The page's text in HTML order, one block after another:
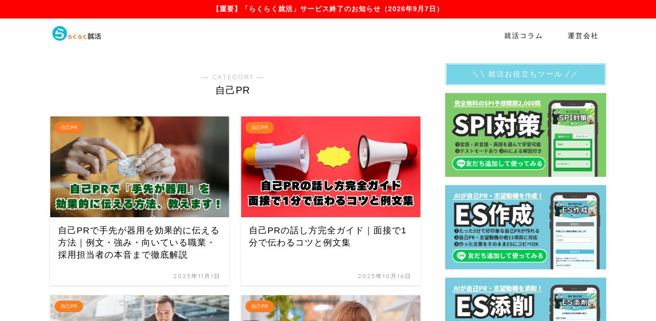
【重要】「らくらく就活」サービス終了のお知らせ（2026年9月7日）
就活コラム 運営会社
― CATEGORY ―
自己PR
自己PR
自己PRで手先が器用を効果的に伝える
方法｜例文・強み・向いている職業・
採用担当者の本音まで徹底解説
2025年11月1日
自己PR
自己PRの話し方完全ガイド｜面接で1
分で伝わるコツと例文集
2025年10月16日
自己PR 自己PR
＼\ 就活お役立ちツール /／